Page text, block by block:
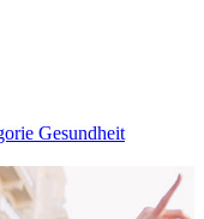
Gesundheit